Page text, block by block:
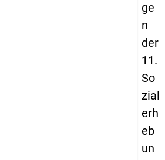
ge
n
der
11.
So
zial
erh
eb
un